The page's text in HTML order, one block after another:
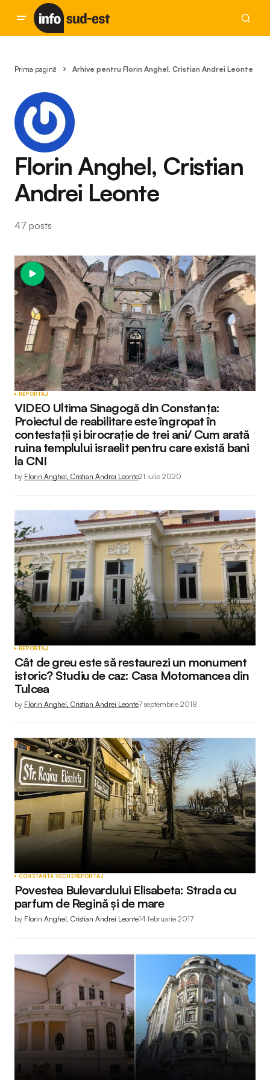
Prima pagină Arhive pentru Florin Anghel, Cristian Andrei Leonte
Florin Anghel, Cristian
Andrei Leonte
47 posts
REPORTAJ
VIDEO Ultima Sinagogă din Constanța:
Proiectul de reabilitare este îngropat în
contestații și birocrație de trei ani/ Cum arată
ruina templului israelit pentru care există bani
la CNI
by Florin Anghel, Cristian Andrei Leonte21 iulie 2020
REPORTAJ
Cât de greu este să restaurezi un monument
istoric? Studiu de caz: Casa Motomancea din
Tulcea
by Florin Anghel, Cristian Andrei Leonte7 septembrie 2018
CONSTANTA VECHEREPORTAJ
Povestea Bulevardului Elisabeta: Strada cu
parfum de Regină și de mare
by Florin Anghel, Cristian Andrei Leonte14 februarie 2017